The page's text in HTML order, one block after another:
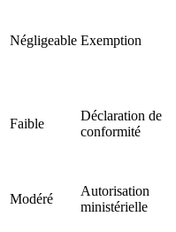
Négligeable Exemption
Faible
Déclaration de
conformité
Modéré
Autorisation
ministérielle